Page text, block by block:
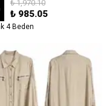
₺ 1,970.10
₺ 985.05
4 Beden